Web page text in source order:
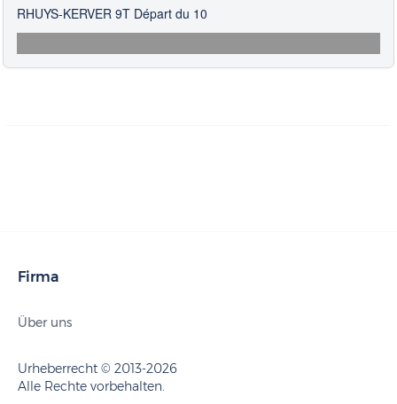
RHUYS-KERVER 9T Départ du 10
Firma
Über uns
Urheberrecht © 2013-2026
Alle Rechte vorbehalten.